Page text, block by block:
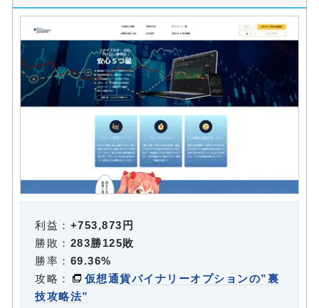
利益： +753,873円
勝敗： 283勝125敗
勝率： 69.36%
攻略：
仮想通貨バイナリーオプションの”裏
技攻略法”